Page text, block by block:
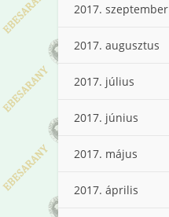
2017. szeptember
2017. augusztus
2017. július
2017. június
2017. május
2017. április